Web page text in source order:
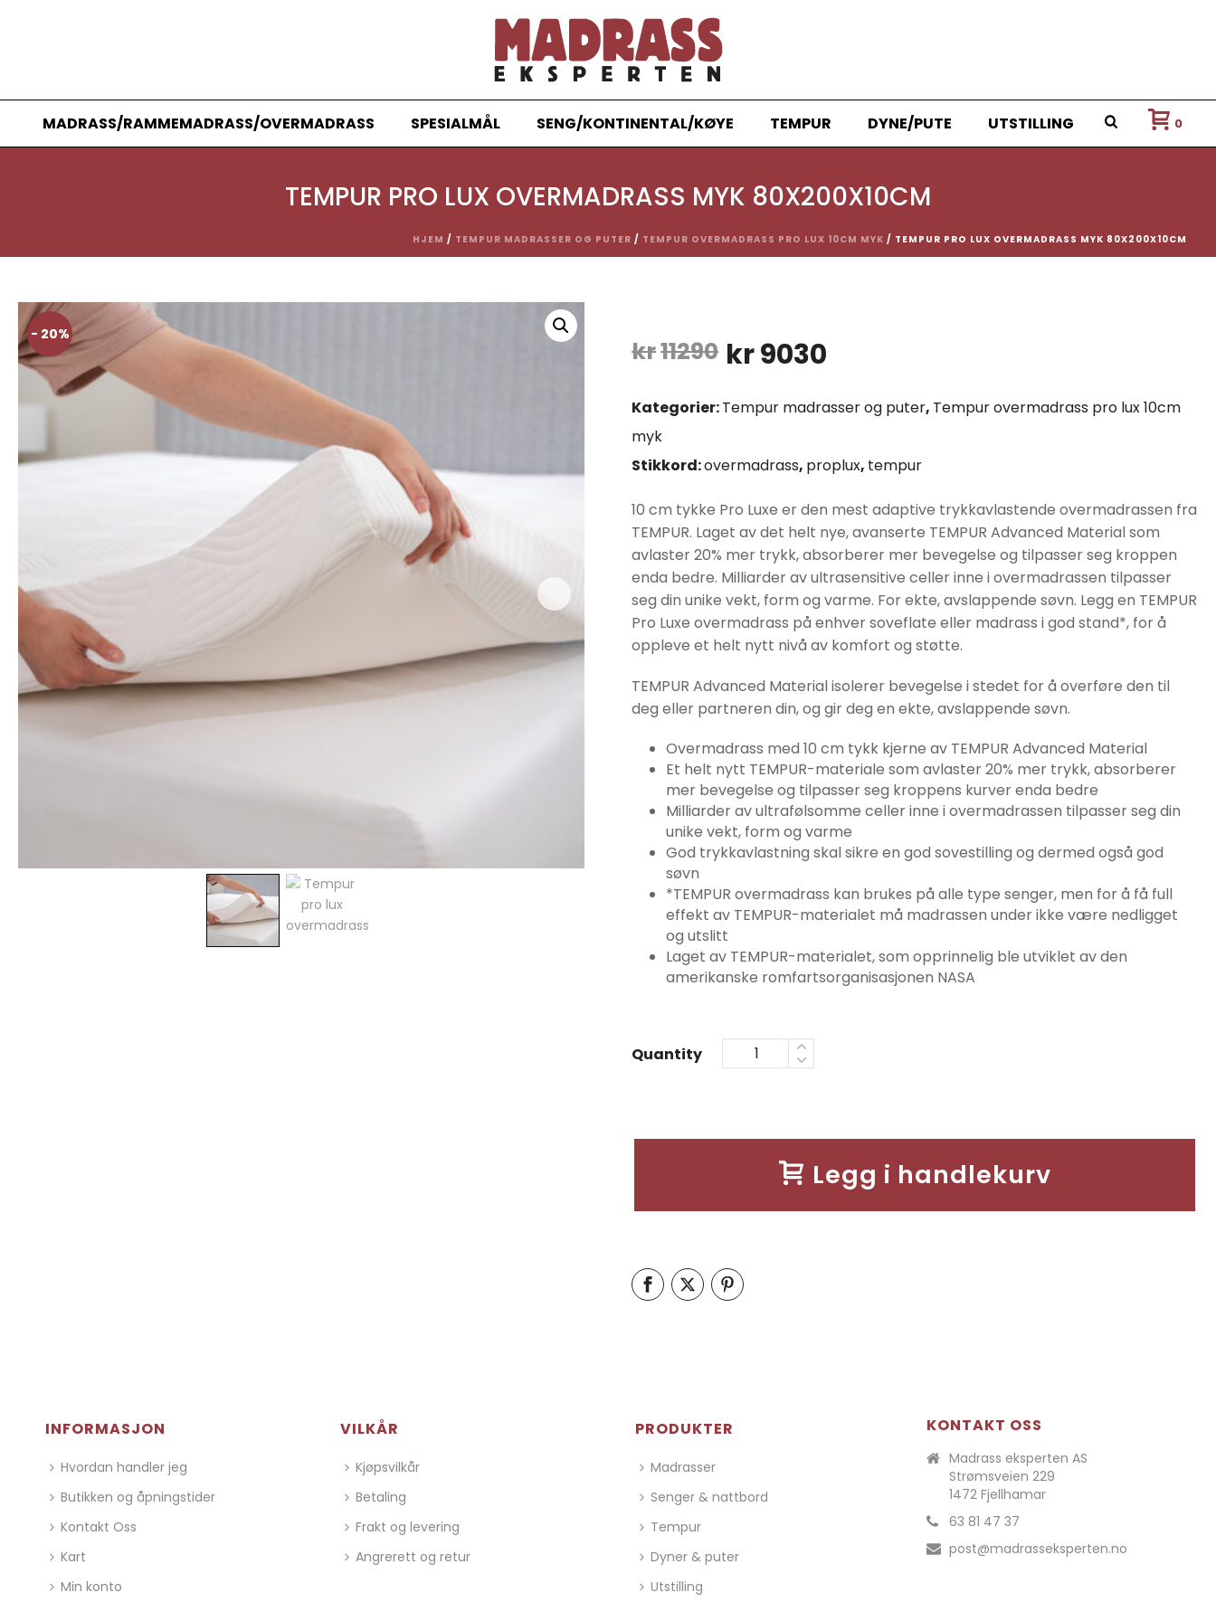
MADRASS/RAMMEMADRASS/OVERMADRASS SPESIALMÅL SENG/KONTINENTAL/KØYE TEMPUR DYNE/PUTE UTSTILLING 0
TEMPUR PRO LUX OVERMADRASS MYK 80X200X10CM
HJEM / TEMPUR MADRASSER OG PUTER / TEMPUR OVERMADRASS PRO LUX 10CM MYK / TEMPUR PRO LUX OVERMADRASS MYK 80X200X10CM
- 20%
kr11290 Opprinnelig
pris
kr11290.
kr9030
pris
kr9030.
Kategorier:Tempur madrasser og puter, Tempur overmadrass pro lux 10cm
myk
Stikkord:overmadrass, proplux, tempur
10 cm tykke Pro Luxe er den mest adaptive trykkavlastende overmadrassen fra
TEMPUR. Laget av det helt nye, avanserte TEMPUR Advanced Material som
avlaster 20% mer trykk, absorberer mer bevegelse og tilpasser seg kroppen
enda bedre. Milliarder av ultrasensitive celler inne i overmadrassen tilpasser
seg din unike vekt, form og varme. For ekte, avslappende søvn. Legg en TEMPUR
Pro Luxe overmadrass på enhver soveflate eller madrass i god stand*, for å
oppleve et helt nytt nivå av komfort og støtte.
TEMPUR Advanced Material isolerer bevegelse i stedet for å overføre den til
deg eller partneren din, og gir deg en ekte, avslappende søvn.
Overmadrass med 10 cm tykk kjerne av TEMPUR Advanced Material
Et helt nytt TEMPUR-materiale som avlaster 20% mer trykk, absorberer
mer bevegelse og tilpasser seg kroppens kurver enda bedre
Milliarder av ultrafølsomme celler inne i overmadrassen tilpasser seg din
unike vekt, form og varme
God trykkavlastning skal sikre en god sovestilling og dermed også god
søvn
*TEMPUR overmadrass kan brukes på alle type senger, men for å få full
effekt av TEMPUR-materialet må madrassen under ikke være nedligget
og utslitt
Laget av TEMPUR-materialet, som opprinnelig ble utviklet av den
amerikanske romfartsorganisasjonen NASA
Quantity
Legg i handlekurv
INFORMASJON
Hvordan handler jeg
Butikken og åpningstider
Kontakt Oss
Kart
Min konto
VILKÅR
Kjøpsvilkår
Betaling
Frakt og levering
Angrerett og retur
PRODUKTER
Madrasser
Senger & nattbord
Tempur
Dyner & puter
Utstilling
KONTAKT OSS
Madrass eksperten AS
Strømsveien 229
1472 Fjellhamar
63 81 47 37
post@madrasseksperten.no